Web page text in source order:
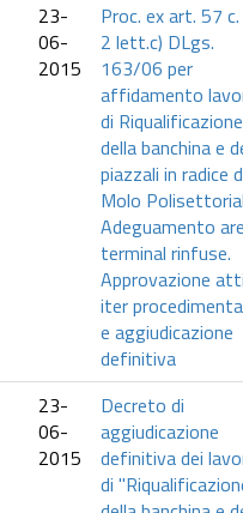
23-
06-
2015
Proc. ex art. 57
2 lett.c) DLgs.
163/06 per
affidamento
di Riqualificazione
della banchina e
piazzali in radice
Molo
Adeguamento
terminal rinfuse.
Approvazione
iter
e aggiudicazione
definitiva
23-
06-
2015
Decreto di
aggiudicazione
definitiva dei
di